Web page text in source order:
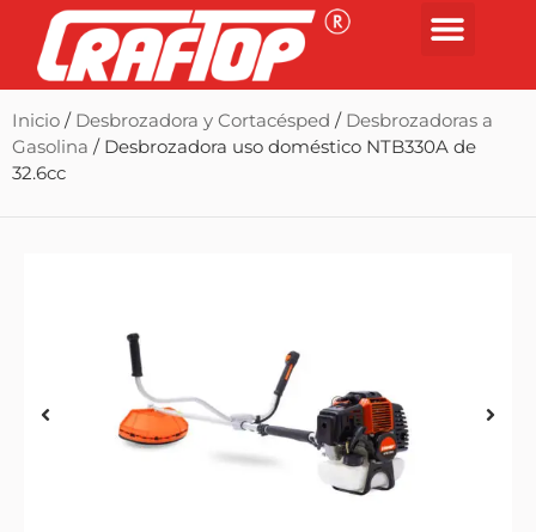
Inicio / Desbrozadora y Cortacésped / Desbrozadoras a
Gasolina / Desbrozadora uso doméstico NTB330A de
32.6cc